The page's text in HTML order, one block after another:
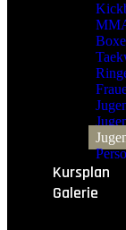
Kursplan
Galerie